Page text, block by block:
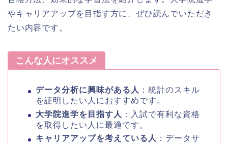
やキャリアアップを目指す方に、ぜひ読んでいただき
たい内容です。
こんな人にオススメ
データ分析に興味がある人 ：統計のスキル
を証明したい人におすすめです。
大学院進学を目指す人 ：入試で有利な資格
を取得したい人に最適です。
キャリアアップを考えている人 ：データサ